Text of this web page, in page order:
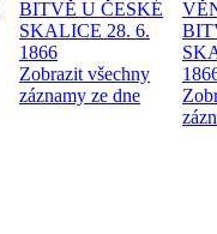
BITVĚ U ČESKÉ
SKALICE 28. 6.
1866
Zobrazit všechny
záznamy ze dne